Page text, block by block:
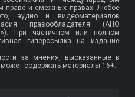
праве и смежных правах. Любое
аудио и видеоматериалов
правообладателя (АНО
При частичном или полном
гиперссылка на издание
за мнения, высказанные в
содержать материалы 16+.